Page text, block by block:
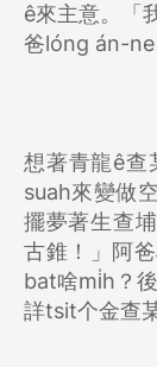
ê來主意。「
爸lóng án-ne
想著青龍ê查
suah來變做
擺夢著生查
古錐！」阿
bat啥mi̍h？
詳tsit个金查